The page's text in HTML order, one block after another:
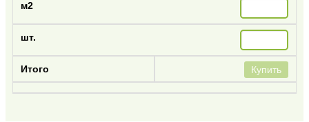
Купить